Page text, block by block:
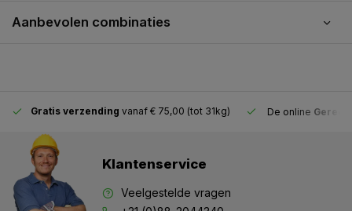
Aanbevolen combinaties
Gratis verzending vanaf € 75,00 (tot 31kg) De online
Klantenservice
Veelgestelde vragen